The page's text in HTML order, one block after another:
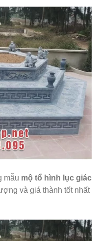
mẫu mộ tổ hình lục giác
và giá thành tốt nhất